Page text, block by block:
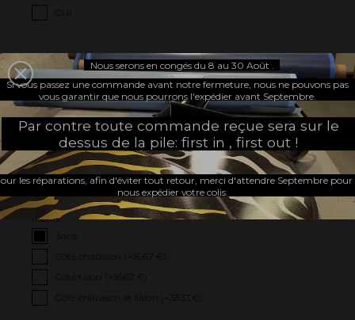
JE CHOISIS MON CHAUSSON
Choisissez votre marque de
chausson :
Choisissez votre pointure :
JE PERSONNALISE
Motifs :
Côté chausson (+
16.67 €
Côté talon (+
16.67 €
Côté chausson et talon (+
33.33 €
Nous serons en congés du 8 au 30 Août .
Si vous passez une commande avant notre fermeture, nous ne pouvons pas
vous garantir que nous pourrons l'expédier avant Septembre.
Par contre toute commande reçue sera sur le
dessus de la pile: first in , first out !
les réparations, afin d'éviter tout retour, merci d'attendre Septembre pour
nous expédier votre colis.